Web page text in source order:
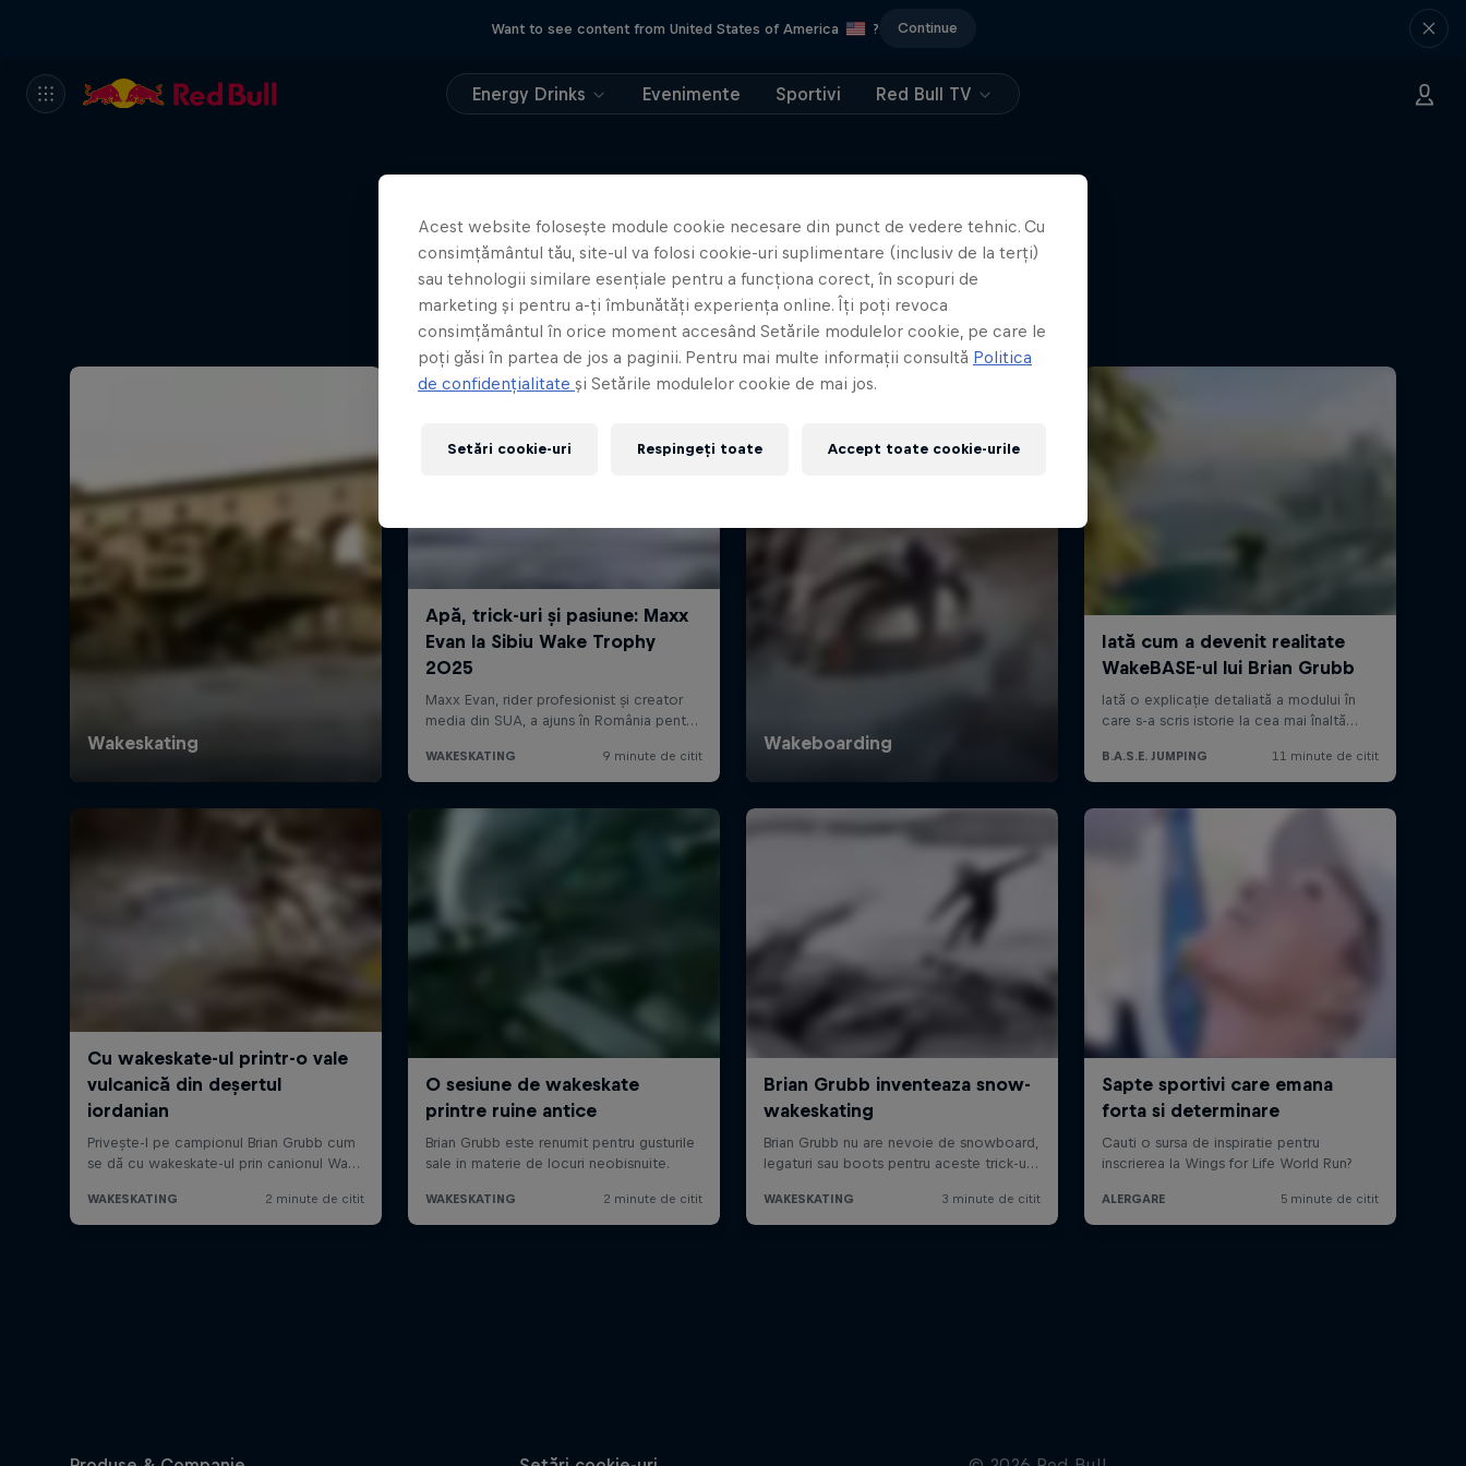
Want to see content from United States of America ? Continue
Energy Drinks Evenimente Sportivi Red Bull TV
Mai multe articole similare
Acest website folosește module cookie necesare din punct de vedere tehnic. Cu
consimțământul tău, site-ul va folosi cookie-uri suplimentare (inclusiv de la terți)
sau tehnologii similare esențiale pentru a funcționa corect, în scopuri de
marketing și pentru a-ți îmbunătăți experiența online. Îți poți revoca
consimțământul în orice moment accesând Setările modulelor cookie, pe care le
poți găsi în partea de jos a paginii. Pentru mai multe informații consultă Politica
de confidențialitate și Setările modulelor cookie de mai jos.
Setări cookie-uri Respingeți toate Accept toate cookie-urile